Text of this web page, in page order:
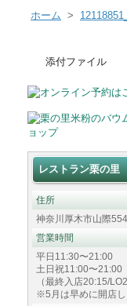
ホーム >
添付ファイル
レストラン栗の里
住所
神奈川厚木市山際
営業時間
平日11:30〜21:00
土日祝11:00〜21:00
（最終入店20:15/
※5月は早めに開店し